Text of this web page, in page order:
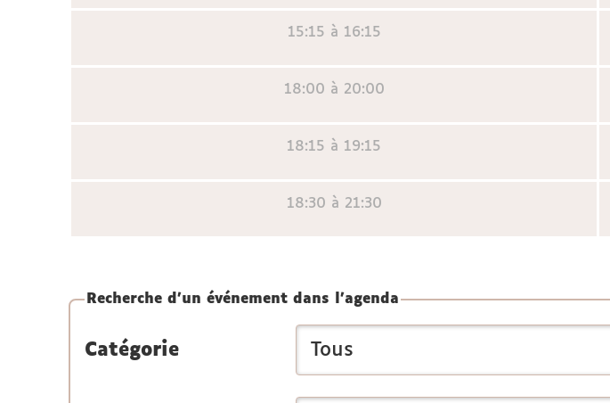
15:15 à 16:15
18:00 à 20:00
18:15 à 19:15
18:30 à 21:30
Recherche d'un événement dans l'agenda
Catégorie